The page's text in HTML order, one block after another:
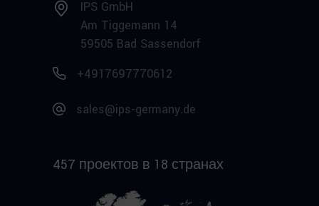
IPS GmbH
Am Tiggemann 14
59505 Bad Sassendorf
+4917697770612
sales@ips-germany.de
457 проектов в 18 странах